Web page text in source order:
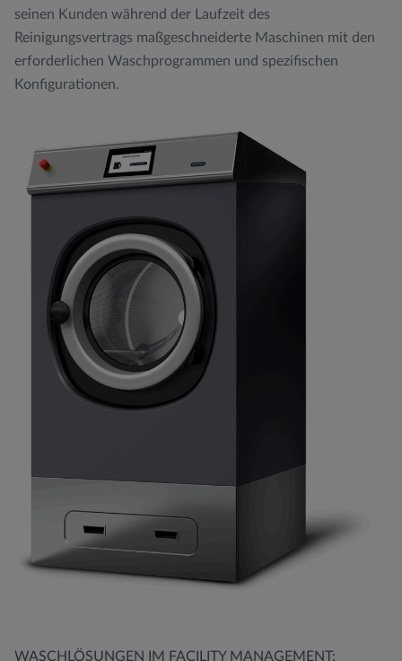
seinen Kunden während der Laufzeit des
Reinigungsvertrags maßgeschneiderte Maschinen mit den
erforderlichen Waschprogrammen und spezifischen
Konfigurationen.
WASCHLÖSUNGEN IM FACILITY MANAGEMENT: